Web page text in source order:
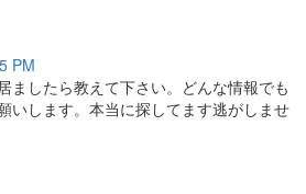
PM
ましたら教えて下さい。どんな情報でも
いします。本当に探してます逃がしませ